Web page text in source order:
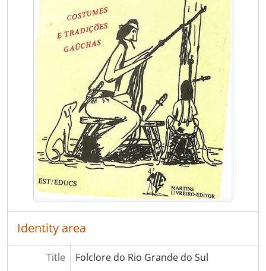
[Item] Erva-mate - aspectos gerais
[Item] Cevando mate
[Item] Medicina campeira e povoeira
[Item] Mitos e lendas do Rio Grande do Sul
[Item] Natal gaucho e os santos reses
[Item] Festa de Nossa Senhora dos Navegantes em Porto Alegre
[Item] O gaucho - danças, trajes, artesanato
[Item] Centenário da Oktoberfest
[Item] O mito do padre entre descendentes italianos
[Item] Pequena Enciclopedia Gaucha
[Item] Relatório de Estudos do IGTF
[Item] Rio Grande - tradição e cultura
[Item] Primeiro Seminario de Estudos Gauchos
[Item] Sepe Tiaraju - Historia e mito
[Item] Na voz do povo
[Item] A música nas Missões Jesuíticas nos séculos XVII e XVIII
Identity area
Title
Folclore do Rio Grande do Sul